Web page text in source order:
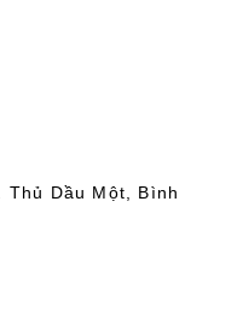
Thủ Dầu Một, Bình